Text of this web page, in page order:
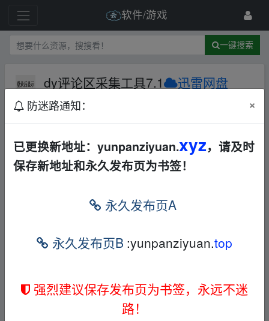
软件/游戏
一键搜索
dy评论区采集工具7.1 迅雷网盘
Windows
dy评论区采集工具7.1
本帖含有隐藏内容，请您 回复 后查看
1，本站所有内容均为站内网盘爱好者分享发布的网盘链接
本站不存储任何实质资源数据
2，本文内容仅代表作者本人观点，不代表本网站立场，作
防迷路通知： ×
已更换新地址：yunpanziyuan.xyz，请及时
保存新地址和永久发布页为书签！
永久发布页A
永久发布页B :yunpanziyuan.top
强烈建议保存发布页为书签，永远不迷
路！